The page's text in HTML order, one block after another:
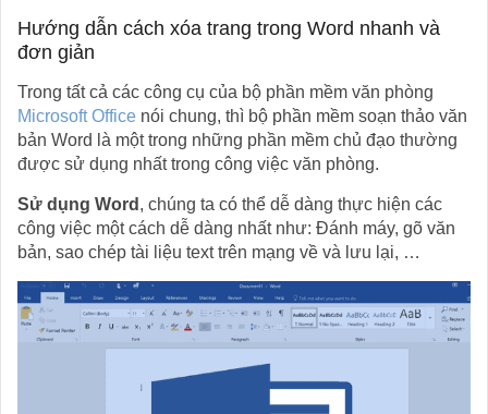
Hướng dẫn cách xóa trang trong Word nhanh và
đơn giản
Trong tất cả các công cụ của bộ phần mềm văn phòng
Microsoft Office nói chung, thì bộ phần mềm soạn thảo văn
bản Word là một trong những phần mềm chủ đạo thường
được sử dụng nhất trong công việc văn phòng.
Sử dụng Word , chúng ta có thể dễ dàng thực hiện các
công việc một cách dễ dàng nhất như: Đánh máy, gõ văn
bản, sao chép tài liệu text trên mạng về và lưu lại, …